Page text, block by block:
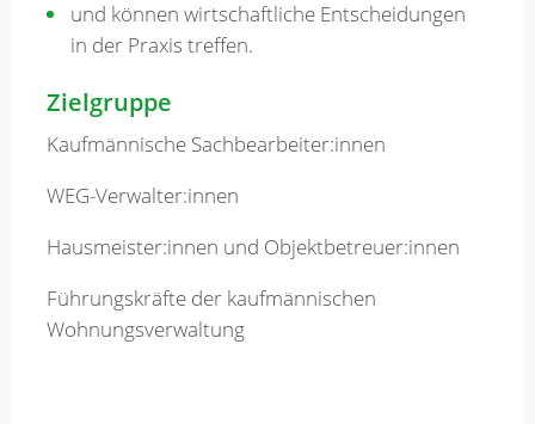
und können wirtschaftliche Entscheidungen
in der Praxis treffen.
Zielgruppe
Kaufmännische Sachbearbeiter:innen
WEG-Verwalter:innen
Hausmeister:innen und Objektbetreuer:innen
Führungskräfte der kaufmännischen
Wohnungsverwaltung